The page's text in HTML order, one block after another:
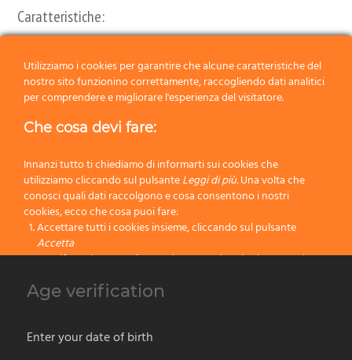
Caratteristiche:
Ciuffo:Elite
Colore:Verde
Categorie: Novità Prodotti Barba ,Pennelli in Fibra ELITE
Sintetica,Prodotti da Barba
Utilizziamo i cookies per garantire che alcune caratteristiche del
nostro sito funzionino correttamente, raccogliendo dati analitici
per comprendere e migliorare l'esperienza del visitatore.
Che cosa devi fare:
Innanzi tutto ti chiediamo di informarti sui cookies che
utilizziamo cliccando sul pulsanteLeggi di più.Una volta che
conosci quali dati raccolgono e cosa consentono i nostri
cookies, ecco che cosa puoi fare:
Accettare tutti i cookies insieme, cliccando sul pulsante
Accetta
Specificare le tue preferenze impostando selettivamente i
Bloccare tutti i cookies cliccando sul pulsante
Age verification
Enter your date of birth